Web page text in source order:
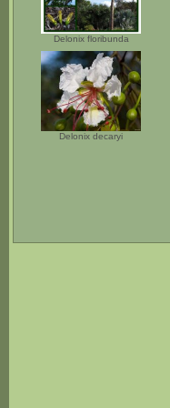
Delonix floribunda
Delonix decaryi